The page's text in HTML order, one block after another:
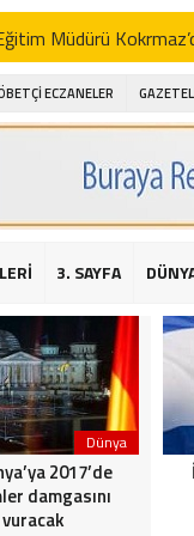
Müdürü
Alibeyoğlu, Aile
ıhlamur piyasalarda
şehitleri için
için yardım kermesi
2016 yılı
Sarıyer
Bahçeli’den Reina’ya
ECZANELER
3. SAYFA
Dünya
2017’de
damgasını
vuracak